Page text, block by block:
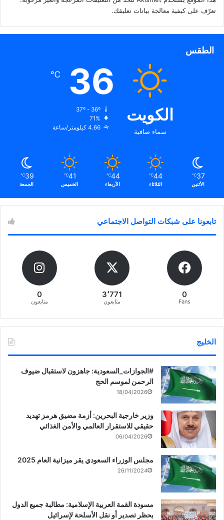
تعرّف على كيفية معالجة بيانات تعليقك.
الطقس
الكويت
سماء صافية
36
℃
71%
4.66 كيلومتر/ساعة
37
℃
الأثنين
44
℃
الثلاثاء
44
℃
الأربعاء
41
℃
الخميس
39
℃
الجمعة
تابعونا على شبكات التواصل الاجتماعي
0
Fans
3٬771
متابعون
0
متابعون
الخليج
‏‎#الجوازات_السعودية: جاهزون لاستقبال ضيوف
الرحمن لموسم الحج
18/04/2026
وزير خارجية البحرين: أزمة مضيق هرمز تهديد
حقيقي للاستقرار العالمي والأمن الغذائي
06/04/2026
مجلس الوزراء السعودي يقر ميزانية العام 2025
26/11/2024
مسودة القمة العربية الإسلامية: مطالبة جميع الدول
بحظر تصدير أو نقل الأسلحة لإسرائيل